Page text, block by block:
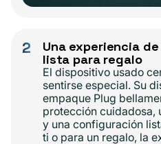
2
Una experiencia
lista para regalo
El dispositivo usado
sentirse especial. Su
empaque Plug
protección cuidadosa,
y una configuración
ti o para un regalo, la